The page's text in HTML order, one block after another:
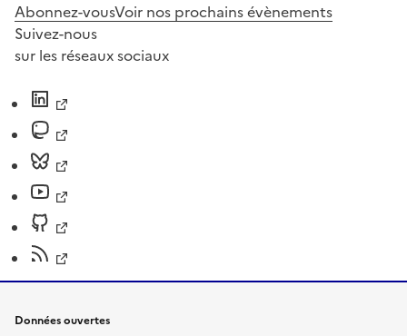
Abonnez-vousVoir nos prochains évènements
Suivez-nous
sur les réseaux sociaux
Données ouvertes